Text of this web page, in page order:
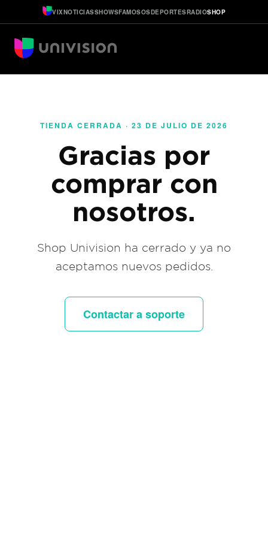
VIXNOTICIASSHOWSFAMOSOSDEPORTESRADIOSHOP
TIENDA CERRADA · 23 DE JULIO DE 2026
Gracias por
comprar con
nosotros.
Shop Univision ha cerrado y ya no
aceptamos nuevos pedidos.
Contactar a soporte